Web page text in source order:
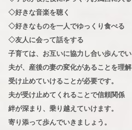
◇好きな音楽を聴く
◇好きなものを一人でゆっくり食べる
◇友人に会って話をする
子育ては、お互いに協力し合い歩んでい
夫が、産後の妻の変化があることを理
受け止めていけることが必要です。
夫が受け止めてくれることで信頼関係
絆が深まり、乗り越えていけます。
寄り添って歩んでいきましょう。